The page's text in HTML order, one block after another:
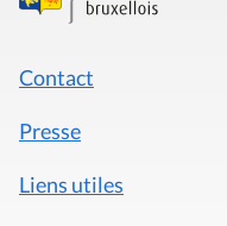
Contact
Presse
Liens utiles